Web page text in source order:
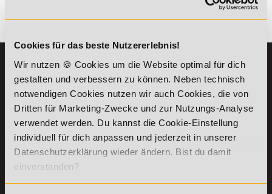
Cookies für das beste Nutzererlebnis!
Wir nutzen 🍪 Cookies um die Website optimal für dich
gestalten und verbessern zu können. Neben technisch
notwendigen Cookies nutzen wir auch Cookies, die von
Dritten für Marketing-Zwecke und zur Nutzungs-Analyse
verwendet werden. Du kannst die Cookie-Einstellung
individuell für dich anpassen und jederzeit in unserer
Datenschutzerklärung wieder ändern. Bist du damit
einverstanden?
Es gibt keine Einträge mit diesem Anfangsbuchstaben.
KONTAKT
07191-22987-0
WhatsApp:
+49 (0) 7191 9513201
Academy of Sports GmbH
Willy-Brandt-Platz 2
71522 Backnang
INFORMATIONEN
Die Academy
Lernmethoden
PreisFAIRsprechen
Online Campus
Fördermöglichkeiten
Check